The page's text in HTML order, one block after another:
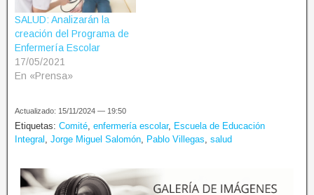
SALUD: Analizarán la
creación del Programa de
Enfermería Escolar
17/05/2021
En «Prensa»
Actualizado: 15/11/2024 — 19:50
Etiquetas: Comité, enfermería escolar, Escuela de Educación
Integral , Jorge Miguel Salomón, Pablo Villegas, salud